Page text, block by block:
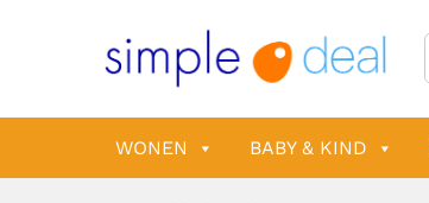
WONEN BABY & KIND